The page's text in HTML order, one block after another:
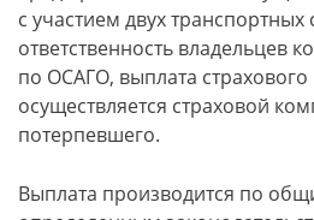
с участием двух транспортных
ответственность владельцев
по ОСАГО, выплата
осуществляется страховой
потерпевшего.
Выплата производится по